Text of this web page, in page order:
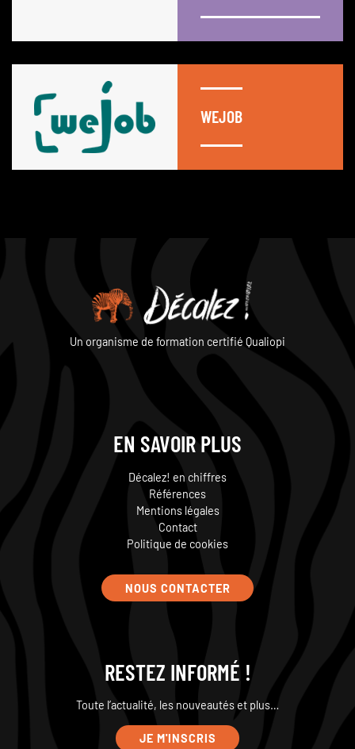
WEJOB
Un organisme de formation certifié Qualiopi
EN SAVOIR PLUS
Décalez! en chiffres
Références
Mentions légales
Contact
Politique de cookies
NOUS CONTACTER
RESTEZ INFORMÉ !
Toute l’actualité, les nouveautés et plus…
JE M'INSCRIS